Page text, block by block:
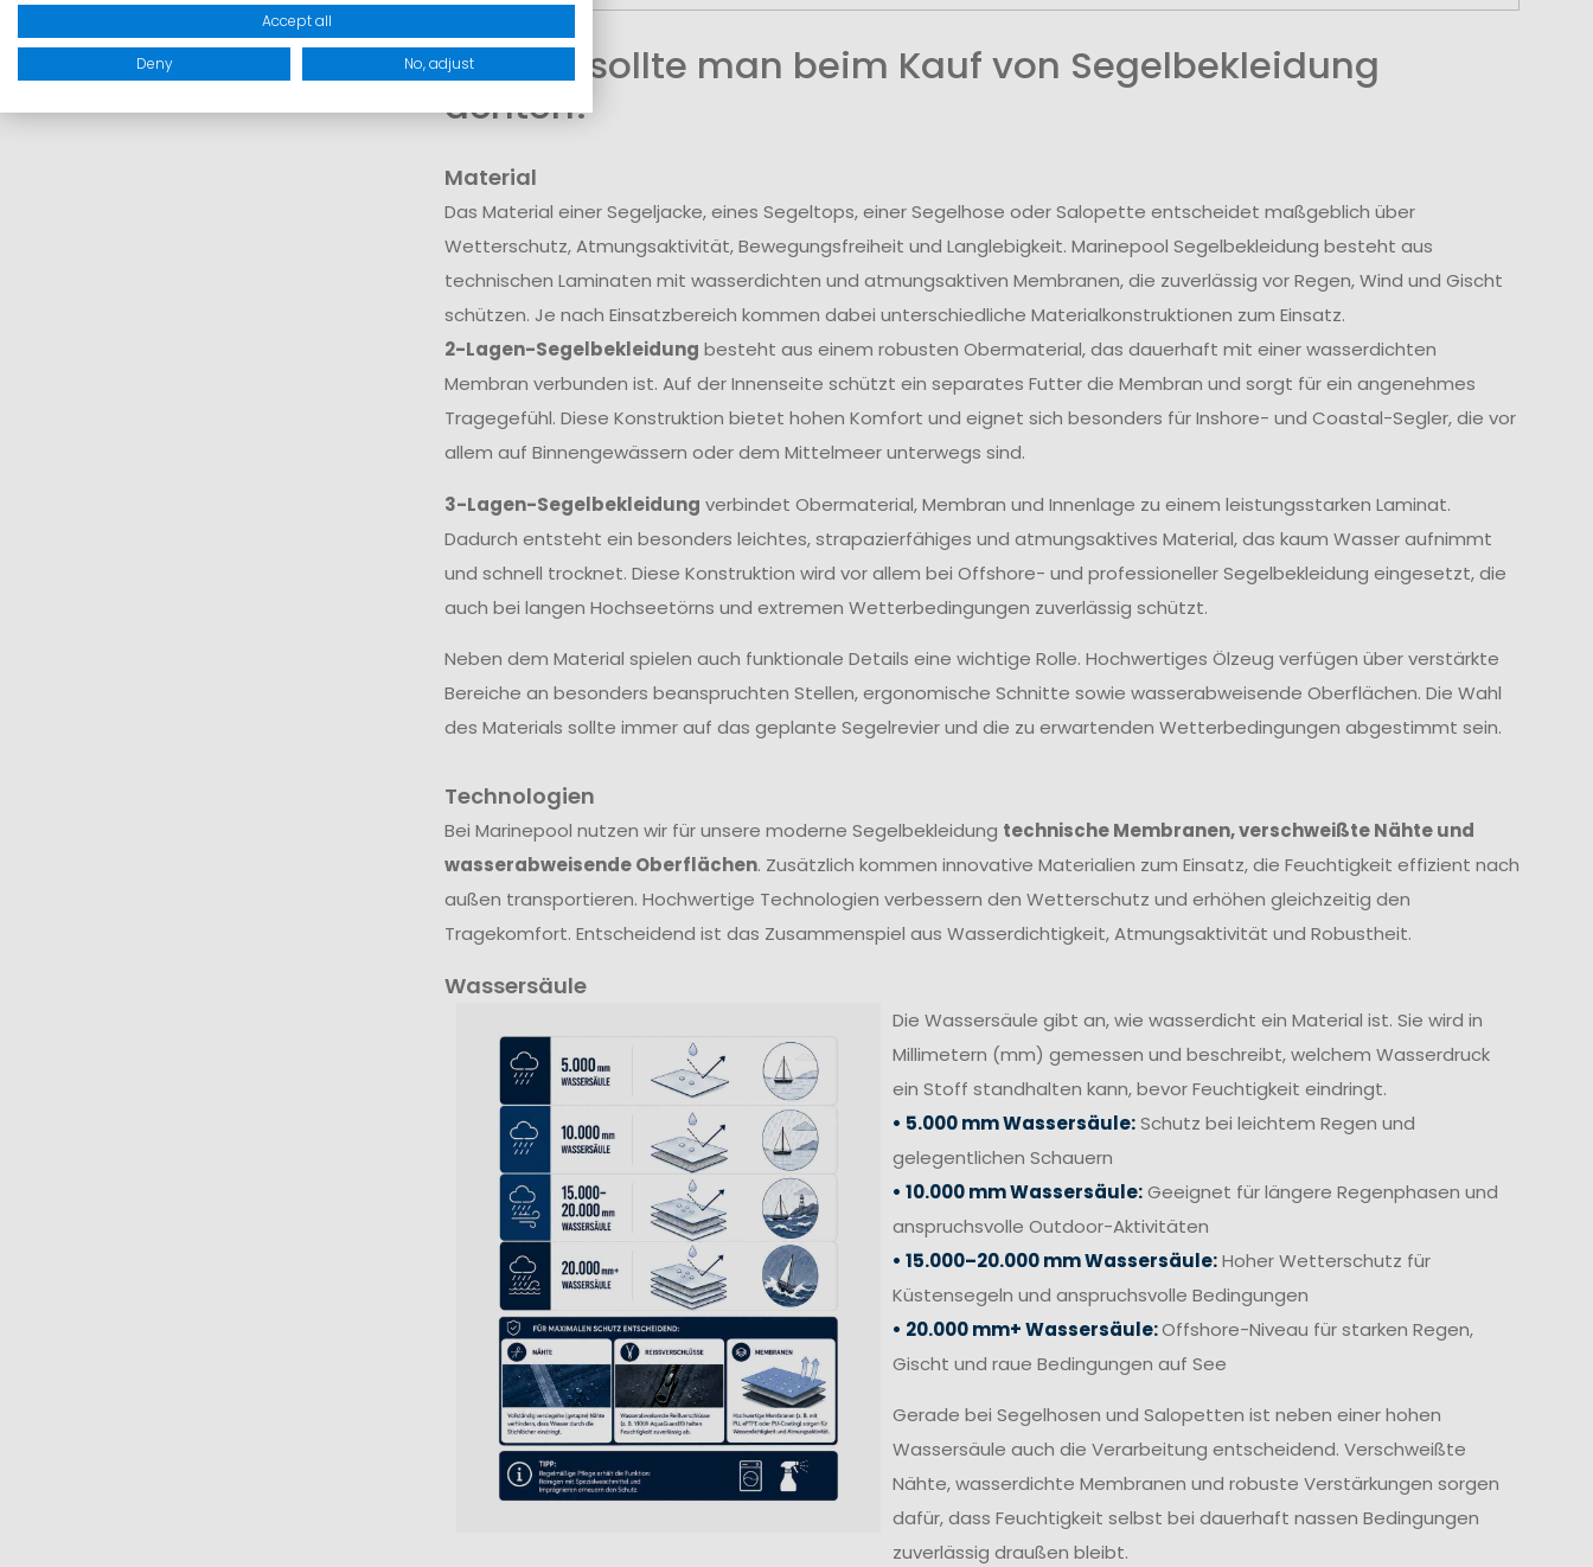
Worauf sollte man beim Kauf von Segelbekleidung
achten?
Material
Das Material einer Segeljacke, eines Segeltops, einer Segelhose oder Salopette entscheidet maßgeblich über
Wetterschutz, Atmungsaktivität, Bewegungsfreiheit und Langlebigkeit. Marinepool Segelbekleidung besteht aus
technischen Laminaten mit wasserdichten und atmungsaktiven Membranen, die zuverlässig vor Regen, Wind und Gischt
schützen. Je nach Einsatzbereich kommen dabei unterschiedliche Materialkonstruktionen zum Einsatz.
2-Lagen-Segelbekleidung besteht aus einem robusten Obermaterial, das dauerhaft mit einer wasserdichten
Membran verbunden ist. Auf der Innenseite schützt ein separates Futter die Membran und sorgt für ein angenehmes
Tragegefühl. Diese Konstruktion bietet hohen Komfort und eignet sich besonders für Inshore- und Coastal-Segler, die vor
allem auf Binnengewässern oder dem Mittelmeer unterwegs sind.
3-Lagen-Segelbekleidung verbindet Obermaterial, Membran und Innenlage zu einem leistungsstarken Laminat.
Dadurch entsteht ein besonders leichtes, strapazierfähiges und atmungsaktives Material, das kaum Wasser aufnimmt
und schnell trocknet. Diese Konstruktion wird vor allem bei Offshore- und professioneller Segelbekleidung eingesetzt, die
auch bei langen Hochseetörns und extremen Wetterbedingungen zuverlässig schützt.
Neben dem Material spielen auch funktionale Details eine wichtige Rolle. Hochwertiges Ölzeug verfügen über verstärkte
Bereiche an besonders beanspruchten Stellen, ergonomische Schnitte sowie wasserabweisende Oberflächen. Die Wahl
des Materials sollte immer auf das geplante Segelrevier und die zu erwartenden Wetterbedingungen abgestimmt sein.
Technologien
Bei Marinepool nutzen wir für unsere moderne Segelbekleidung technische Membranen, verschweißte Nähte und
wasserabweisende Oberflächen. Zusätzlich kommen innovative Materialien zum Einsatz, die Feuchtigkeit effizient nach
außen transportieren. Hochwertige Technologien verbessern den Wetterschutz und erhöhen gleichzeitig den
Tragekomfort. Entscheidend ist das Zusammenspiel aus Wasserdichtigkeit, Atmungsaktivität und Robustheit.
Wassersäule
Die Wassersäule gibt an, wie wasserdicht ein Material ist. Sie wird in
Millimetern (mm) gemessen und beschreibt, welchem Wasserdruck
ein Stoff standhalten kann, bevor Feuchtigkeit eindringt.
• 5.000 mm Wassersäule:Schutz bei leichtem Regen und
gelegentlichen Schauern
• 10.000 mm Wassersäule:Geeignet für längere Regenphasen und
anspruchsvolle Outdoor-Aktivitäten
• 15.000–20.000 mm Wassersäule:Hoher Wetterschutz für
Küstensegeln und anspruchsvolle Bedingungen
• 20.000 mm+ Wassersäule:Offshore-Niveau für starken Regen,
Gischt und raue Bedingungen auf See
Gerade bei Segelhosen und Salopetten ist neben einer hohen
Wassersäule auch die Verarbeitung entscheidend. Verschweißte
Nähte, wasserdichte Membranen und robuste Verstärkungen sorgen
dafür, dass Feuchtigkeit selbst bei dauerhaft nassen Bedingungen
zuverlässig draußen bleibt.
Accept all
Deny No, adjust